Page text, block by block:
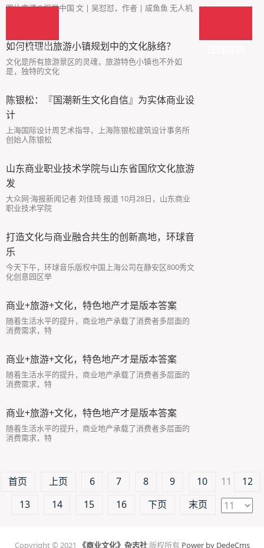
图片来源@视觉中国 文 | 吴怼怼，作者 | 咸鱼鱼 无人机
如何梳理出旅游小镇规划中的文化脉络？
文化是所有旅游景区的灵魂，旅游特色小镇也不外如
是，独特的文化
陈银松：『国潮新生文化自信』为实体商业设
计
上海国际设计周艺术指导，上海陈银松建筑设计事务所
创始人陈银松
山东商业职业技术学院与山东省国欣文化旅游
发
大众网·海报新闻记者 刘佳琦 报道 10月28日，山东商业
职业技术学院
打造文化与商业融合共生的创新高地，环球音
乐
今天下午，环球音乐版权中国上海公司在静安区800秀文
化创意园区举
商业+旅游+文化，特色地产才是版本答案
随着生活水平的提升，商业地产承载了消费者多层面的
消费需求，特
商业+旅游+文化，特色地产才是版本答案
随着生活水平的提升，商业地产承载了消费者多层面的
消费需求，特
商业+旅游+文化，特色地产才是版本答案
随着生活水平的提升，商业地产承载了消费者多层面的
消费需求，特
首页 上页 6 7 8 9 10 11
12
13
14 15 16 下页 末页
Copyright © 2021 《商业文化》杂志社版权所有 Power by DedeCms
在线投稿